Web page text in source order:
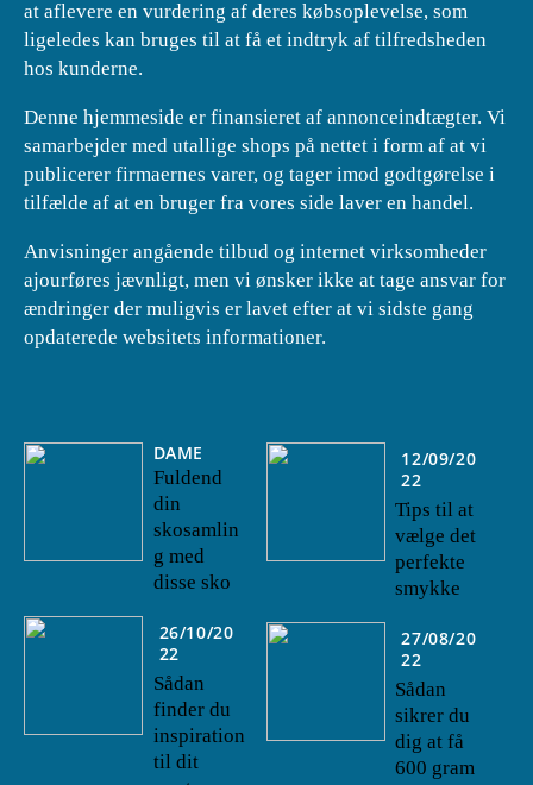
at aflevere en vurdering af deres købsoplevelse, som
ligeledes kan bruges til at få et indtryk af tilfredsheden
hos kunderne.
Denne hjemmeside er finansieret af annonceindtægter. Vi
samarbejder med utallige shops på nettet i form af at vi
publicerer firmaernes varer, og tager imod godtgørelse i
tilfælde af at en bruger fra vores side laver en handel.
Anvisninger angående tilbud og internet virksomheder
ajourføres jævnligt, men vi ønsker ikke at tage ansvar for
ændringer der muligvis er lavet efter at vi sidste gang
opdaterede websitets informationer.
DAME
Fuldend
din
skosamlin
g med
disse sko
26/10/20
22
Sådan
finder du
inspiration
til dit
12/09/20
22
Tips til at
vælge det
perfekte
smykke
27/08/20
22
Sådan
sikrer du
dig at få
600 gram